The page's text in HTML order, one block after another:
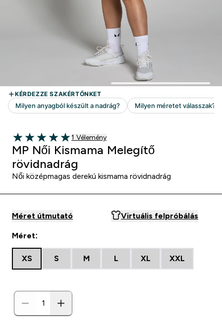
5 out of 5 stars
1 customer reviews
1 Vélemény
MP Női Kismama Melegítő
rövidnadrág
Női középmagas derekú kismama rövidnadrág
Méret útmutató Virtuális felpróbálás
Méret:
XS S M L XL XXL